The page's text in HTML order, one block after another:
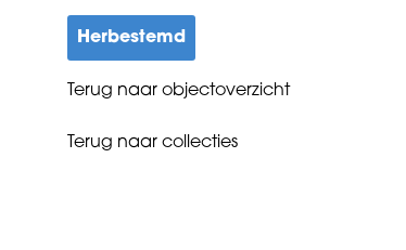
Herbestemd
Terug naar objectoverzicht
Terug naar collecties